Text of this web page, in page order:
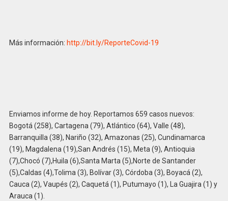
Más información: http://bit.ly/ReporteCovid-19
Enviamos informe de hoy. Reportamos 659 casos nuevos:
Bogotá (258), Cartagena (79), Atlántico (64), Valle (48),
Barranquilla (38), Nariño (32), Amazonas (25), Cundinamarca
(19), Magdalena (19),San Andrés (15), Meta (9), Antioquia
(7),Chocó (7),Huila (6),Santa Marta (5),Norte de Santander
(5),Caldas (4),Tolima (3), Bolívar (3), Córdoba (3), Boyacá (2),
Cauca (2), Vaupés (2), Caquetá (1), Putumayo (1), La Guajira (1) y
Arauca (1).